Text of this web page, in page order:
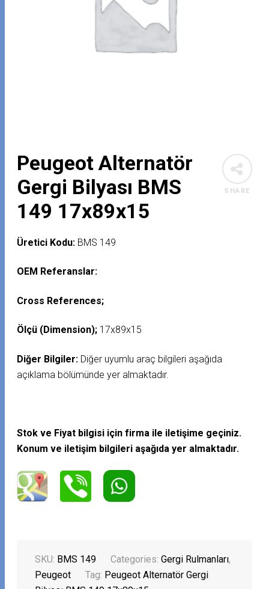
SHARE
Peugeot Alternatör
Gergi Bilyası BMS
149 17x89x15
Üretici Kodu: BMS 149
OEM Referanslar:
Cross References;
Ölçü (Dimension); 17x89x15
Diğer Bilgiler: Diğer uyumlu araç bilgileri aşağıda
açıklama bölümünde yer almaktadır.
Stok ve Fiyat bilgisi için firma ile iletişime geçiniz.
Konum ve iletişim bilgileri aşağıda yer almaktadır.
SKU: BMS 149 Categories:Gergi Rulmanları,
Peugeot
Tag: Peugeot Alternatör Gergi